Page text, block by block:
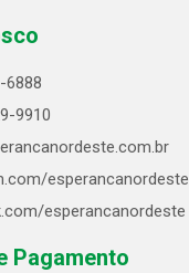
6888
9910
esperancanordeste
esperancanordeste
Pagamento